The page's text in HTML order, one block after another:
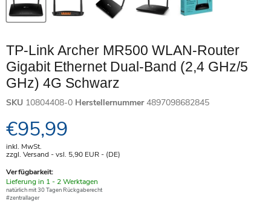
TP-Link Archer MR500 WLAN-Router
Gigabit Ethernet Dual-Band (2,4 GHz/5
GHz) 4G Schwarz
SKU 10804408-0 Herstellernummer 4897098682845
Aktueller Preis
€95,99
inkl. MwSt.
zzgl. Versand - vsl. 5,90 EUR- (DE)
Verfügbarkeit:
Verfügbar
-
Lieferung in 1 - 2 Werktagen
natürlich mit 30 Tagen Rückgaberecht
#zentrallager